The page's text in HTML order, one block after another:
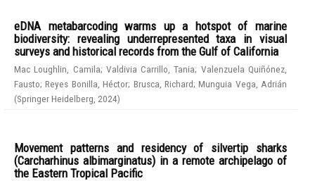
eDNA metabarcoding warms up a hotspot of marine
biodiversity: revealing underrepresented taxa in visual
surveys and historical records from the Gulf of California
Mac Loughlin, Camila; Valdivia Carrillo, Tania; Valenzuela Quiñónez,
Fausto;Reyes Bonilla, Héctor; Brusca, Richard;Munguia Vega, Adrián
(Springer Heidelberg 2024)
Movement patterns and residency of silvertip sharks
(Carcharhinus albimarginatus) in a remote archipelago of
the Eastern Tropical Pacific